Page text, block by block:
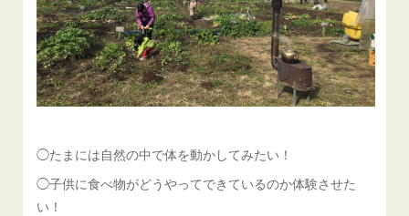
◯たまには自然の中で体を動かしてみたい！
◯子供に食べ物がどうやってできているのか体験させた
い！